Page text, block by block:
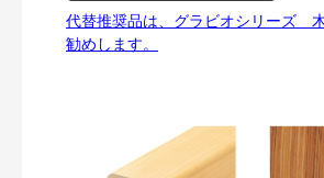
代替推奨品は、グラビオシリーズ
勧めします。